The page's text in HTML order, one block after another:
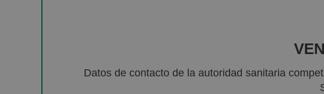
Datos de contacto de la autoridad sanitaria